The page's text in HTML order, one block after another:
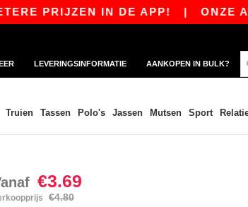
PRIJZEN IN DE APP!|ONZE APP
LEVERINGSINFORMATIE AANKOPEN IN BULK?
Truien Tassen Polo's Jassen Mutsen Sport
€3.69
€4.80